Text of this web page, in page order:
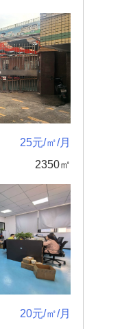
25元/㎡/月
2350㎡
20元/㎡/月